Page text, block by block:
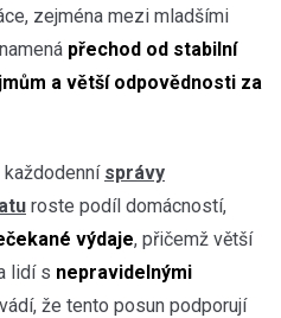
zejména mezi mladšími
přechod od stabilní
a větší odpovědnosti za
správy
roste podíl domácností,
výdaje, přičemž větší
lidí s nepravidelnými
že tento posun podporují